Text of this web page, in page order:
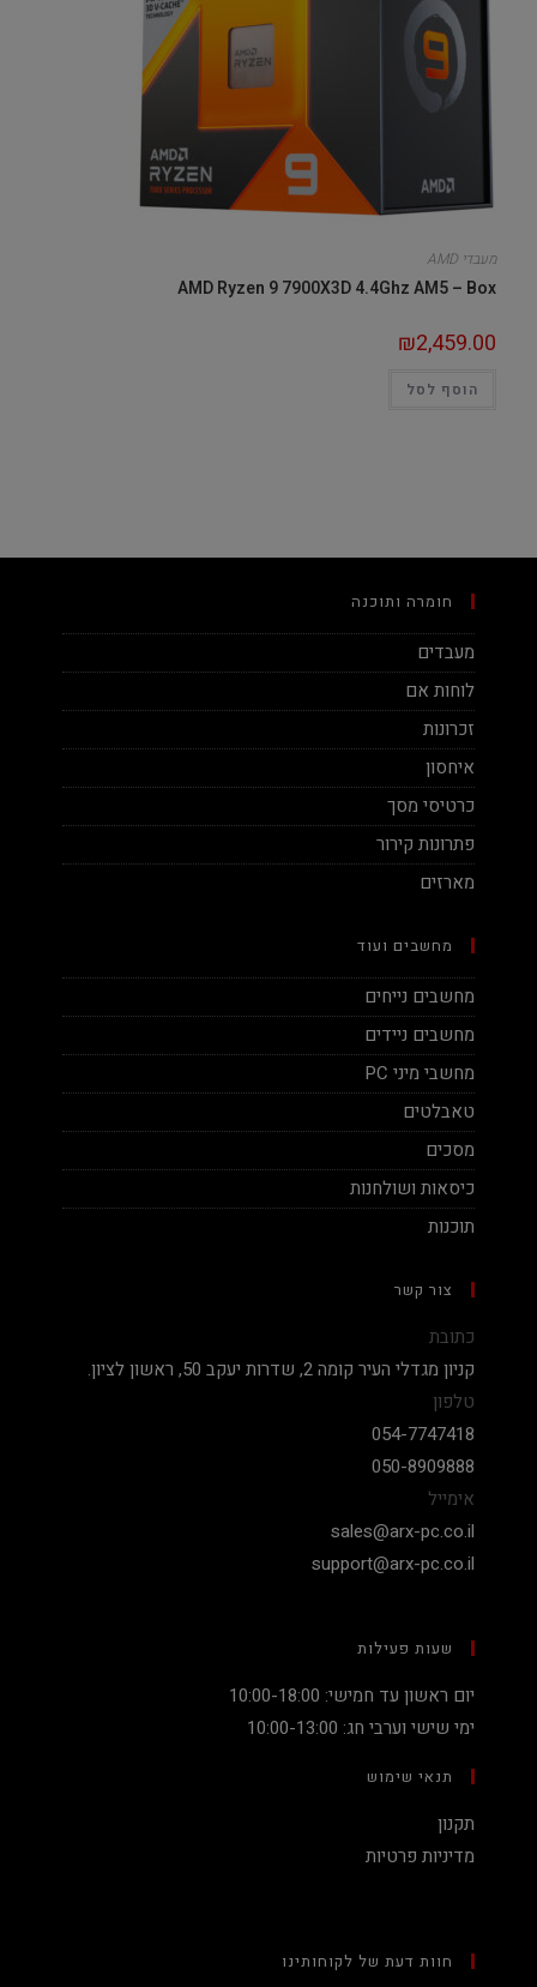
מעבדי AMD
AMD Ryzen 9 7900X3D 4.4Ghz AM5 – Box
₪2,459.00
הוסף לסל
חומרה ותוכנה
מעבדים
לוחות אם
זכרונות
איחסון
כרטיסי מסך
פתרונות קירור
מארזים
מחשבים ועוד
מחשבים נייחים
מחשבים ניידים
מחשבי מיני PC
טאבלטים
מסכים
כיסאות ושולחנות
תוכנות
צור קשר
כתובת
קניון מגדלי העיר קומה 2, שדרות יעקב 50, ראשון לציון.
טלפון
054-7747418
050-8909888
אימייל
sales@arx-pc.co.il
support@arx-pc.co.il
שעות פעילות
יום ראשון עד חמישי: 10:00-18:00
ימי שישי וערבי חג: 10:00-13:00
תנאי שימוש
תקנון
מדיניות פרטיות
חוות דעת של לקוחותינו